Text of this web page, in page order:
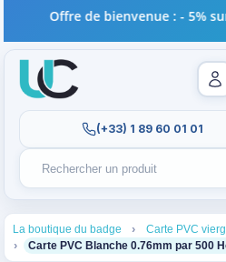
Rechercher un produit
Recherches récentes au
(+33) 1 89 60 01 01
Offre de bienvenue : - 5%
La boutique du badge Carte PVC
Carte PVC Blanche 0.76mm par 500